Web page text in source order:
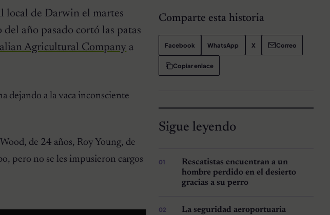
local de Darwin el martes
año pasado cortó las patas
Agricultural Company a
dejando a la vaca inconsciente
de 24 años, Roy Young, de
pero no se les impusieron cargos
Comparte esta historia
Facebook WhatsApp X Correo
Copiar enlace
Sigue leyendo
Rescatistas encuentran a un
hombre perdido en el desierto
gracias a su perro
La seguridad aeroportuaria